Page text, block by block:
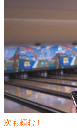
次も頼む！